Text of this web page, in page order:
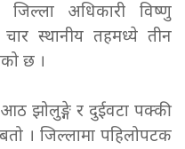
अधिकारी विष्णु
स्थानीय तहमध्ये तीन
छ ।
आठ झोलुङ्गे र दुईवटा पक्की
। जिल्लामा पहिलोपटक